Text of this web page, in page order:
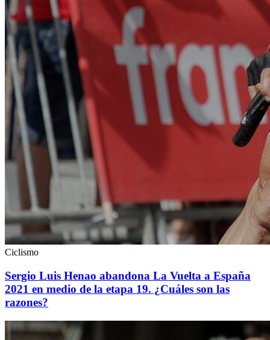
Ciclismo
Sergio Luis Henao abandona La Vuelta a España
2021 en medio de la etapa 19. ¿Cuáles son las
razones?